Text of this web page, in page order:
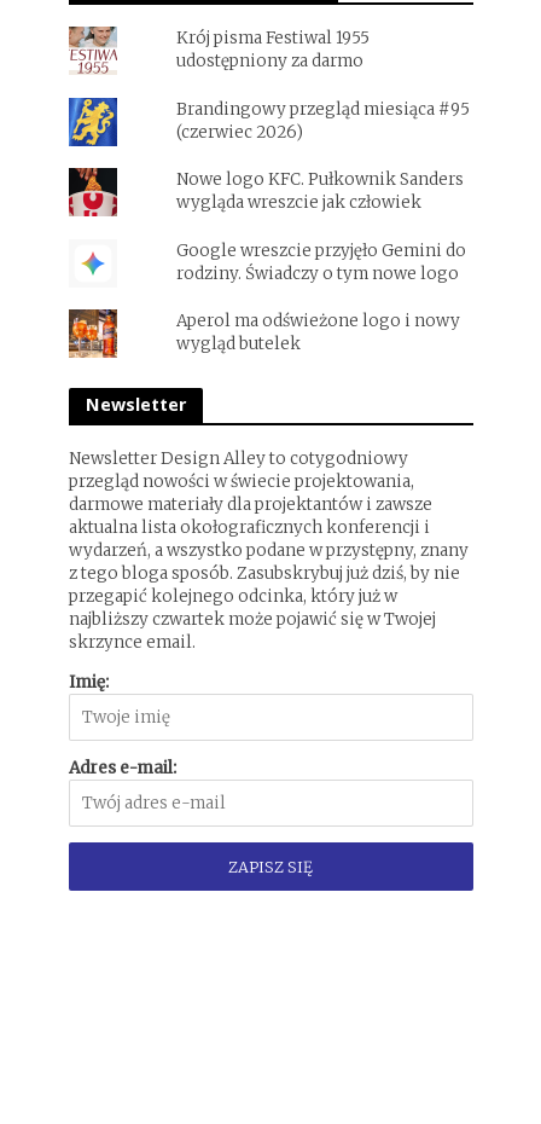
Krój pisma Festiwal 1955
udostępniony za darmo
Brandingowy przegląd miesiąca #95
(czerwiec 2026)
Nowe logo KFC. Pułkownik Sanders
wygląda wreszcie jak człowiek
Google wreszcie przyjęło Gemini do
rodziny. Świadczy o tym nowe logo
Aperol ma odświeżone logo i nowy
wygląd butelek
Newsletter
Newsletter Design Alley to cotygodniowy
przegląd nowości w świecie projektowania,
darmowe materiały dla projektantów i zawsze
aktualna lista okołograficznych konferencji i
wydarzeń, a wszystko podane w przystępny, znany
z tego bloga sposób. Zasubskrybuj już dziś, by nie
przegapić kolejnego odcinka, który już w
najbliższy czwartek może pojawić się w Twojej
skrzynce email.
Imię:
Adres e-mail: